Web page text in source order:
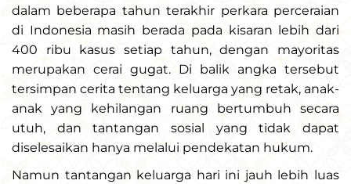
dalam beberapa tahun terakhir perkara perceraian
di Indonesia masih berada pada kisaran lebih dari
400 ribu kasus setiap tahun, dengan mayoritas
merupakan cerai gugat. Di balik angka tersebut
tersimpan cerita tentang keluarga yang retak, anak-
anak yang kehilangan ruang bertumbuh secara
utuh, dan tantangan sosial yang tidak dapat
diselesaikan hanya melalui pendekatan hukum.
Namun tantangan keluarga hari ini jauh lebih luas